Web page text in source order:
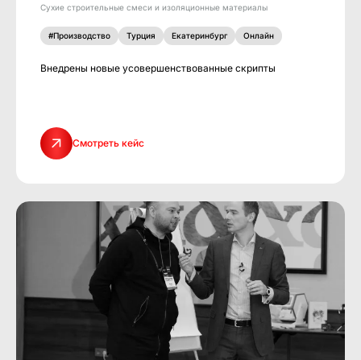
Сухие строительные смеси и изоляционные материалы
#Производство Турция Екатеринбург Онлайн
Внедрены новые усовершенствованные скрипты
Смотреть кейс